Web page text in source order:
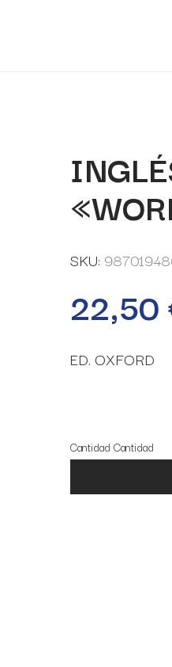
SKU:
22,50
ED. OXFORD
Cantidad Cantidad